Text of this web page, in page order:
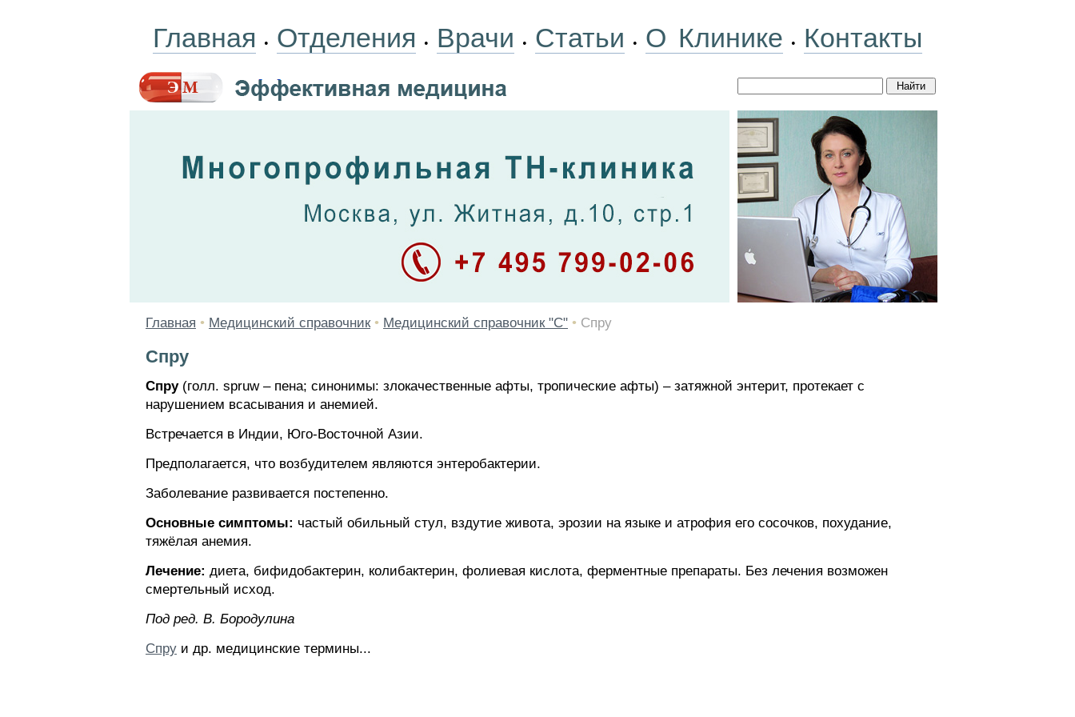
Главная • Отделения • Врачи • Статьи • О Клинике • Контакты
Главная • Медицинский справочник • Медицинский справочник "С" • Спру
Спру
Спру(голл. spruw – пена; синонимы: злокачественные афты, тропические афты) – затяжной энтерит, протекает с
нарушением всасывания и анемией.
Встречается в Индии, Юго-Восточной Азии.
Предполагается, что возбудителем являются энтеробактерии.
Заболевание развивается постепенно.
Основные симптомы: частый обильный стул, вздутие живота, эрозии на языке и атрофия его сосочков, похудание,
тяжёлая анемия.
Лечение: диета, бифидобактерин, колибактерин, фолиевая кислота, ферментные препараты. Без лечения возможен
смертельный исход.
Пoд peд. B. Бopoдyлинa
Спру и др. медицинские термины...